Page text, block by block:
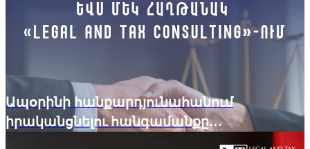
Ապօրինի հանքարդյունահանում
իրականցնելու հանգամանքը